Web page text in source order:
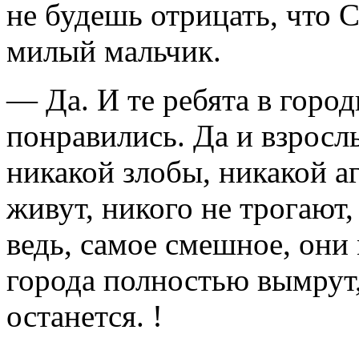
не будешь отрицать, что
милый мальчик.
— Да. И те ребята в
понравились. Да и
никакой злобы, никакой
живут, никого не
ведь, самое смешное, они
города полностью
останется. !